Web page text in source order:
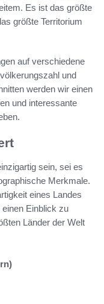
Es ist das größte
größte Territorium
auf verschiedene
und
werden wir einen
und interessante
sein, sei es
Merkmale.
eines Landes
Einblick zu
Länder der Welt